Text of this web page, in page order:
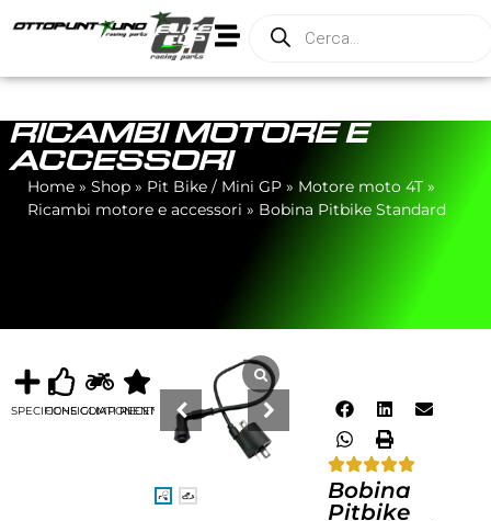
RICAMBI MOTORE E
ACCESSORI
Home » Shop » Pit Bike / Mini GP » Motore moto 4T »
Ricambi motore e accessori » Bobina Pitbike Standard
SPECIFICHECONSIGLIATICOMPONENTIRECENSIONI
Bobina
Pitbike